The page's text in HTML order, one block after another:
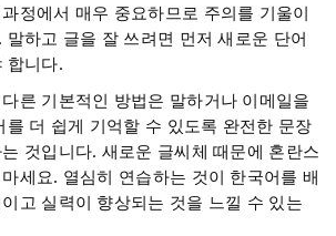
정에서 매우 중요하므로 주의를 기울이
말하고 글을 잘 쓰려면 먼저 새로운 단어
합니다.
른 기본적인 방법은 말하거나 이메일을
를 더 쉽게 기억할 수 있도록 완전한 문장
것입니다. 새로운 글씨체 때문에 혼란스
세요. 열심히 연습하는 것이 한국어를 배
고 실력이 향상되는 것을 느낄 수 있는